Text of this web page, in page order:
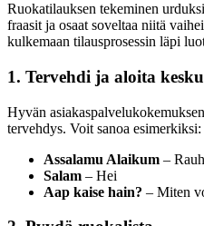
Ruokatilauksen tekeminen
fraasit ja osaat soveltaa niitä
kulkemaan tilausprosessin läpi
1. Tervehdi ja aloita
Hyvän
tervehdys. Voit sanoa esimerkiksi:
Assalamu Alaikum –
Salam – Hei
Aap kaise hain? – Miten